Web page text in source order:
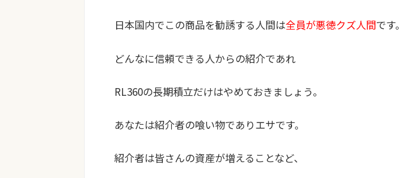
日本国内でこの商品を勧誘する人間は全員が悪徳クズ人間です。
どんなに信頼できる人からの紹介であれ
RL360の長期積立だけはやめておきましょう。
あなたは紹介者の喰い物でありエサです。
紹介者は皆さんの資産が増えることなど、